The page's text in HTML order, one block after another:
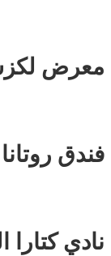
معرض
فندق
نادي